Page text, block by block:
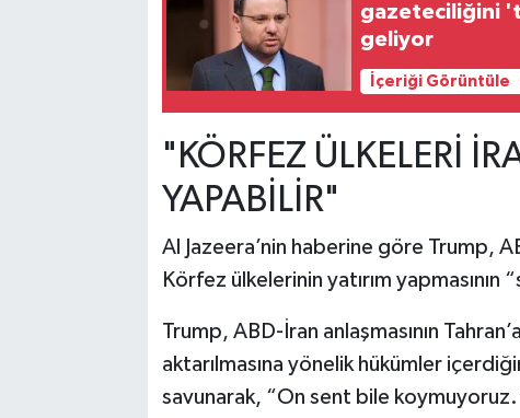
gazeteciliğini
geliyor
İçeriği Görüntüle
"KÖRFEZ ÜLKELERİ
YAPABİLİR"
Al Jazeera’nin haberine göre Trump,
Körfez ülkelerinin yatırım yapmasının
Trump, ABD-İran anlaşmasının
aktarılmasına yönelik hükümler
savunarak, “On sent bile